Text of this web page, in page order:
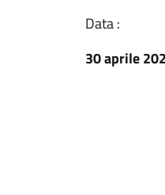
Data :
30 aprile